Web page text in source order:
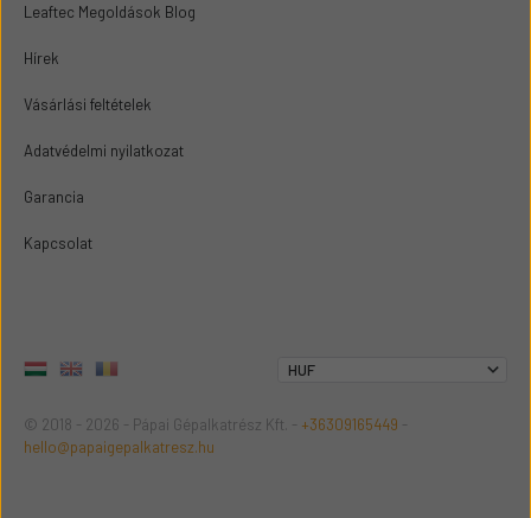
Leaftec Megoldások Blog
Hírek
Vásárlási feltételek
Adatvédelmi nyilatkozat
Garancia
Kapcsolat
© 2018 - 2026 - Pápai Gépalkatrész Kft. - +36309165449 -
hello@papaigepalkatresz.hu